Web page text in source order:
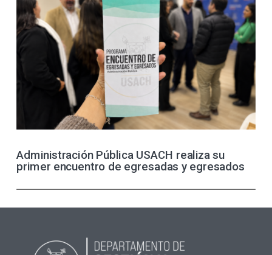
Administración Pública USACH realiza su
primer encuentro de egresadas y egresados